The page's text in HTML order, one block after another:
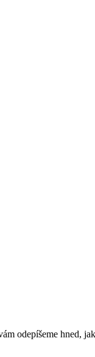
odepíšeme hned,